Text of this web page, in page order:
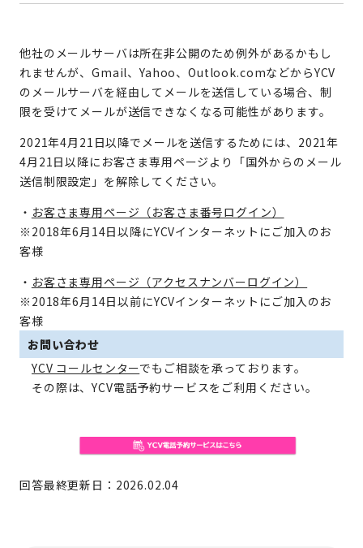
他社のメールサーバは所在非公開のため例外があるかもし
れませんが、Gmail、Yahoo、Outlook.comなどからYCV
のメールサーバを経由してメールを送信している場合、制
限を受けてメールが送信できなくなる可能性があります。
2021年4月21日以降でメールを送信するためには、2021年
4月21日以降にお客さま専用ページより「国外からのメール
送信制限設定」を解除してください。
・ お客さま専用ページ（お客さま番号ログイン）
※2018年6月14日以降にYCVインターネットにご加入のお
客様
・ お客さま専用ページ（アクセスナンバーログイン）
※2018年6月14日以前にYCVインターネットにご加入のお
客様
お問い合わせ
YCV コールセンターでもご相談を承っております。
その際は、YCV電話予約サービスをご利用ください。
回答最終更新日：2026.02.04